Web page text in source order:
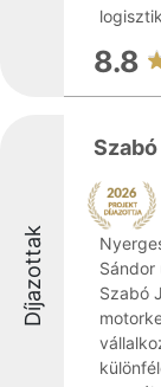
8.8
Díjazottak
Sándor
Szabó